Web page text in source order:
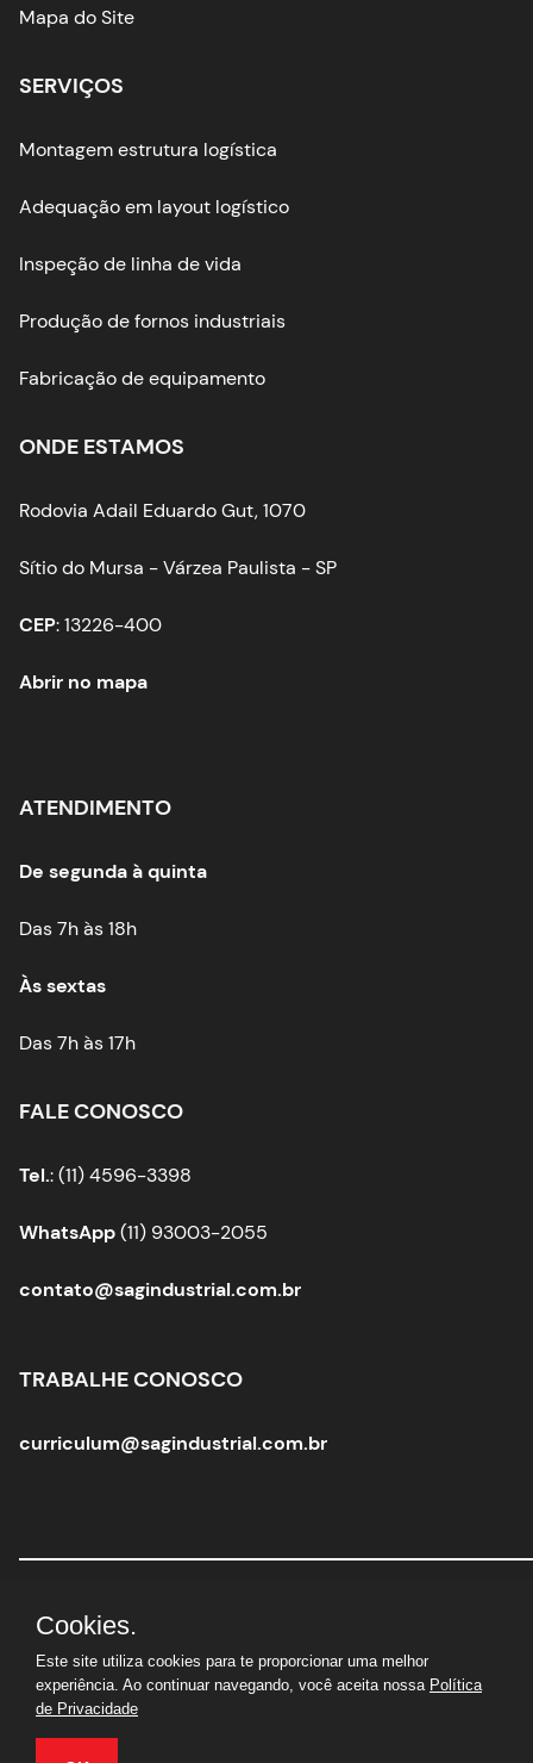
Mapa do Site
SERVIÇOS
Montagem estrutura logística
Adequação em layout logístico
Inspeção de linha de vida
Produção de fornos industriais
Fabricação de equipamento
ONDE ESTAMOS
Rodovia Adail Eduardo Gut, 1070
Sítio do Mursa - Várzea Paulista - SP
CEP: 13226-400
Abrir no mapa
ATENDIMENTO
De segunda à quinta
Das 7h às 18h
Às sextas
Das 7h às 17h
FALE CONOSCO
Tel.: (11) 4596-3398
WhatsApp(11) 93003-2055
contato@sagindustrial.com.br
TRABALHE CONOSCO
curriculum@sagindustrial.com.br
Sag Industrial Solutions Group
29 |© Todos os direitos reservados
Cookies.
Este site utiliza cookies para te proporcionar uma melhor
experiência. Ao continuar navegando, você aceita nossa Política
de Privacidade